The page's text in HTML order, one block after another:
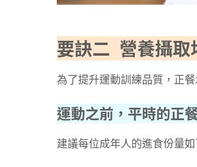
要訣二 營養攝取
為了提升運動訓練品質，正
運動之前，平時的正
建議每位成年人的進食份量如